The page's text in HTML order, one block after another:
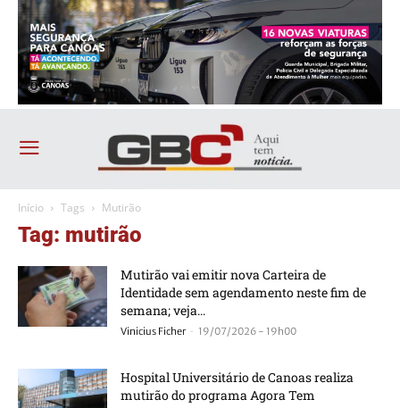
Início Tags Mutirão
Tag: mutirão
Mutirão vai emitir nova Carteira de
Identidade sem agendamento neste fim de
semana; veja...
Vinicius Ficher - 19/07/2026 - 19h00
Hospital Universitário de Canoas realiza
mutirão do programa Agora Tem